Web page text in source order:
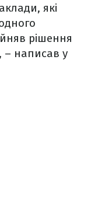
які
рішення
– написав у